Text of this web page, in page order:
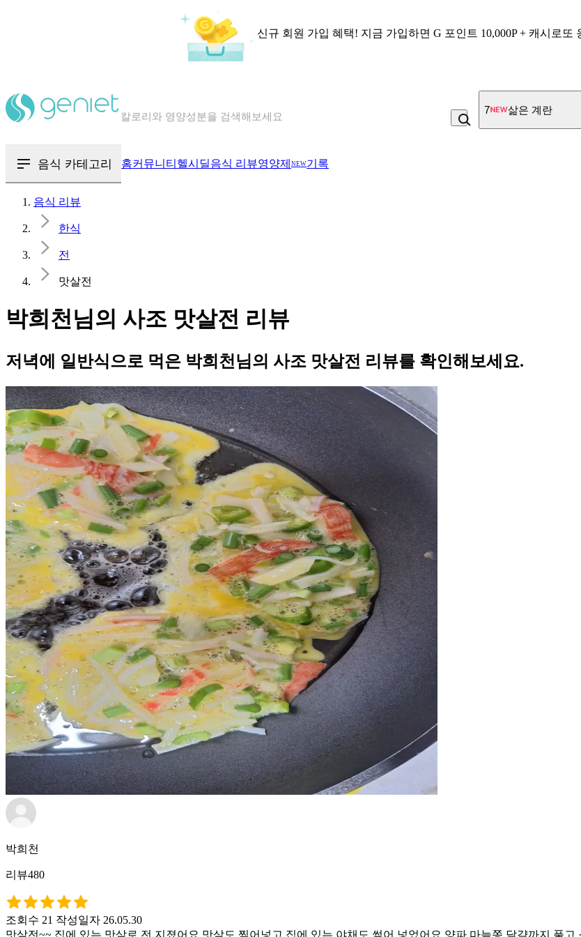
신규 회원 가입 혜택! 지금 가입하면 G 포인트 10,000P + 캐시로또
혈당 · 다이어트 음식 검색해보세요
8 고100 촉촉 고
음식 카테고리 홈커뮤니티 헬시딜음식 리뷰영양제 NEW기록
음식 리뷰
한식
전
맛살전
박희천님의 사조 맛살전 리뷰
저녁에 일반식으로 먹은 박희천님의 사조 맛살전 리뷰를 확인해보세요.
박희천
리뷰480
조회수 21 작성일자 26.05.30
맛살전~~ 집에 있는 맛살로 전 지졌어요 맛살도 찢어넣고 집에 있는 야채도 썰어 넣었어요 양파 마늘쫑 달걀까지 풀